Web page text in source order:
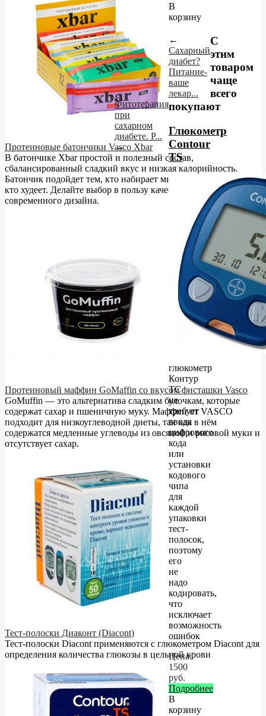
Протеиновые батончики Vasco Xbar
В батончике Xbar простой и полезный состав,
сбалансированный сладкий вкус и низкая калорийность.
Батончик подойдет тем, кто набирает мышечную массу и тем,
кто худеет. Делайте выбор в пользу качественного состава и
современного дизайна.
Протеиновый маффин GoMaffin со вкусом фисташки Vasco
GoMuffin — это альтернатива сладким булочкам, которые
содержат сахар и пшеничную муку. Маффин от VASCO
подходит для низкоуглеводной диеты, так как в нём
содержатся медленные углеводы из овсяной и рисовой муки и
отсутствует сахар.
Тест-полоски Диаконт (Diacont)
Тест-полоски Diacont применяются с глюкометром Diacont для
определения количества глюкозы в цельной крови
В
корзину
←
Сахарный
диабет?
Питание-
ваше
лекар...
Фитотерапия
при
сахарном
диабете. Р...
→
С
этим
товаром
чаще
всего
покупают
Глюкометр
Contour
TS
глюкометр
Контур
ТС
не
требует
ввода
цифрового
кода
или
установки
кодового
чипа
для
каждой
упаковки
тест-
полосок,
поэтому
его
не
надо
кодировать,
что
исключает
возможность
ошибок
Цена:
1500
руб.
Подробнее
В
корзину